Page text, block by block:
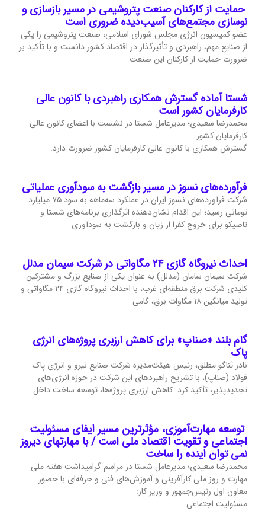
حمایت از کارکنان صنعت پتروشیمی در مسیر بازسازی و
نوسازی مجتمع‌های آسیب‌دیده ضروری است
عضو کمیسیون انرژی مجلس شورای اسلامی، صنعت پتروشیمی را یکی
از صنایع مهم، راهبردی و تأثیرگذار در اقتصاد کشور دانست و با تأکید بر
ضرورت حمایت از کارکنان این صنعت
شستا آماده گسترش همکاری راهبردی با کانون عالی
کارفرمایان کشور است
محمدرضا سعیدی؛ مدیرعامل شستا در نشست با اعضای کانون عالی
کارفرمایان کشور:
گسترش همکاری با کانون عالی کارفرمایان کشور ضرورت دارد.
فرآورده‌های نسوز در مسیر بازگشت به سودآوری عملیاتی
شرکت فرآورده‌های نسوز ایران در عملکرد سه‌ماهه به سود ۷۵ میلیارد
تومانی رسید؛ این اقدام نشان‌دهنده اثرگذاری برنامه‌های شستا و
تاصیکو برای خروج کفرا از زیان و بازگشت به سودآوری
احداث نیروگاه گازی ۲۴ مگاواتی در شرکت سیمان مدلل
شرکت سیمان سامان (مدلل) به عنوان یکی از صنایع بزرگ و مشترکین
کلیدی شرکت برق منطقه‌ای غرب، با احداث نیروگاه گازی ۲۴ مگاواتی و
تولید میانگین ۱۸ مگاوات برق، گامی
گام بلند «صناپ» برای کاهش ارزبری پروژه‌های انرژی
پاک
نادر ثناگو مطلق، رئیس هیئت‌مدیره شرکت صنایع نیرو و انرژی پاک
فولاد (صناپ)، با تشریح راهبردهای این شرکت در حوزه انرژی‌های
تجدیدپذیر، تأکید کرد: کاهش ارزبری پروژه‌ها، توسعه ساخت داخل
توسعه مهارت‌آموزی، مؤثرترین مسیر ایفای مسئولیت
اجتماعی و تقویت اقتصاد ملی است / با مهارتهای دیروز
نمی توان اینده را ساخت
محمدرضا سعیدی؛ مدیرعامل شستا در مراسم گرامیداشت هفته ملی
مهارت و روز ملی کارآفرینی و آموزش‌های فنی و حرفه‌ای با حضور
معاون اول رئیس‌جمهور و وزیر کار:
مسئولیت اجتماعی